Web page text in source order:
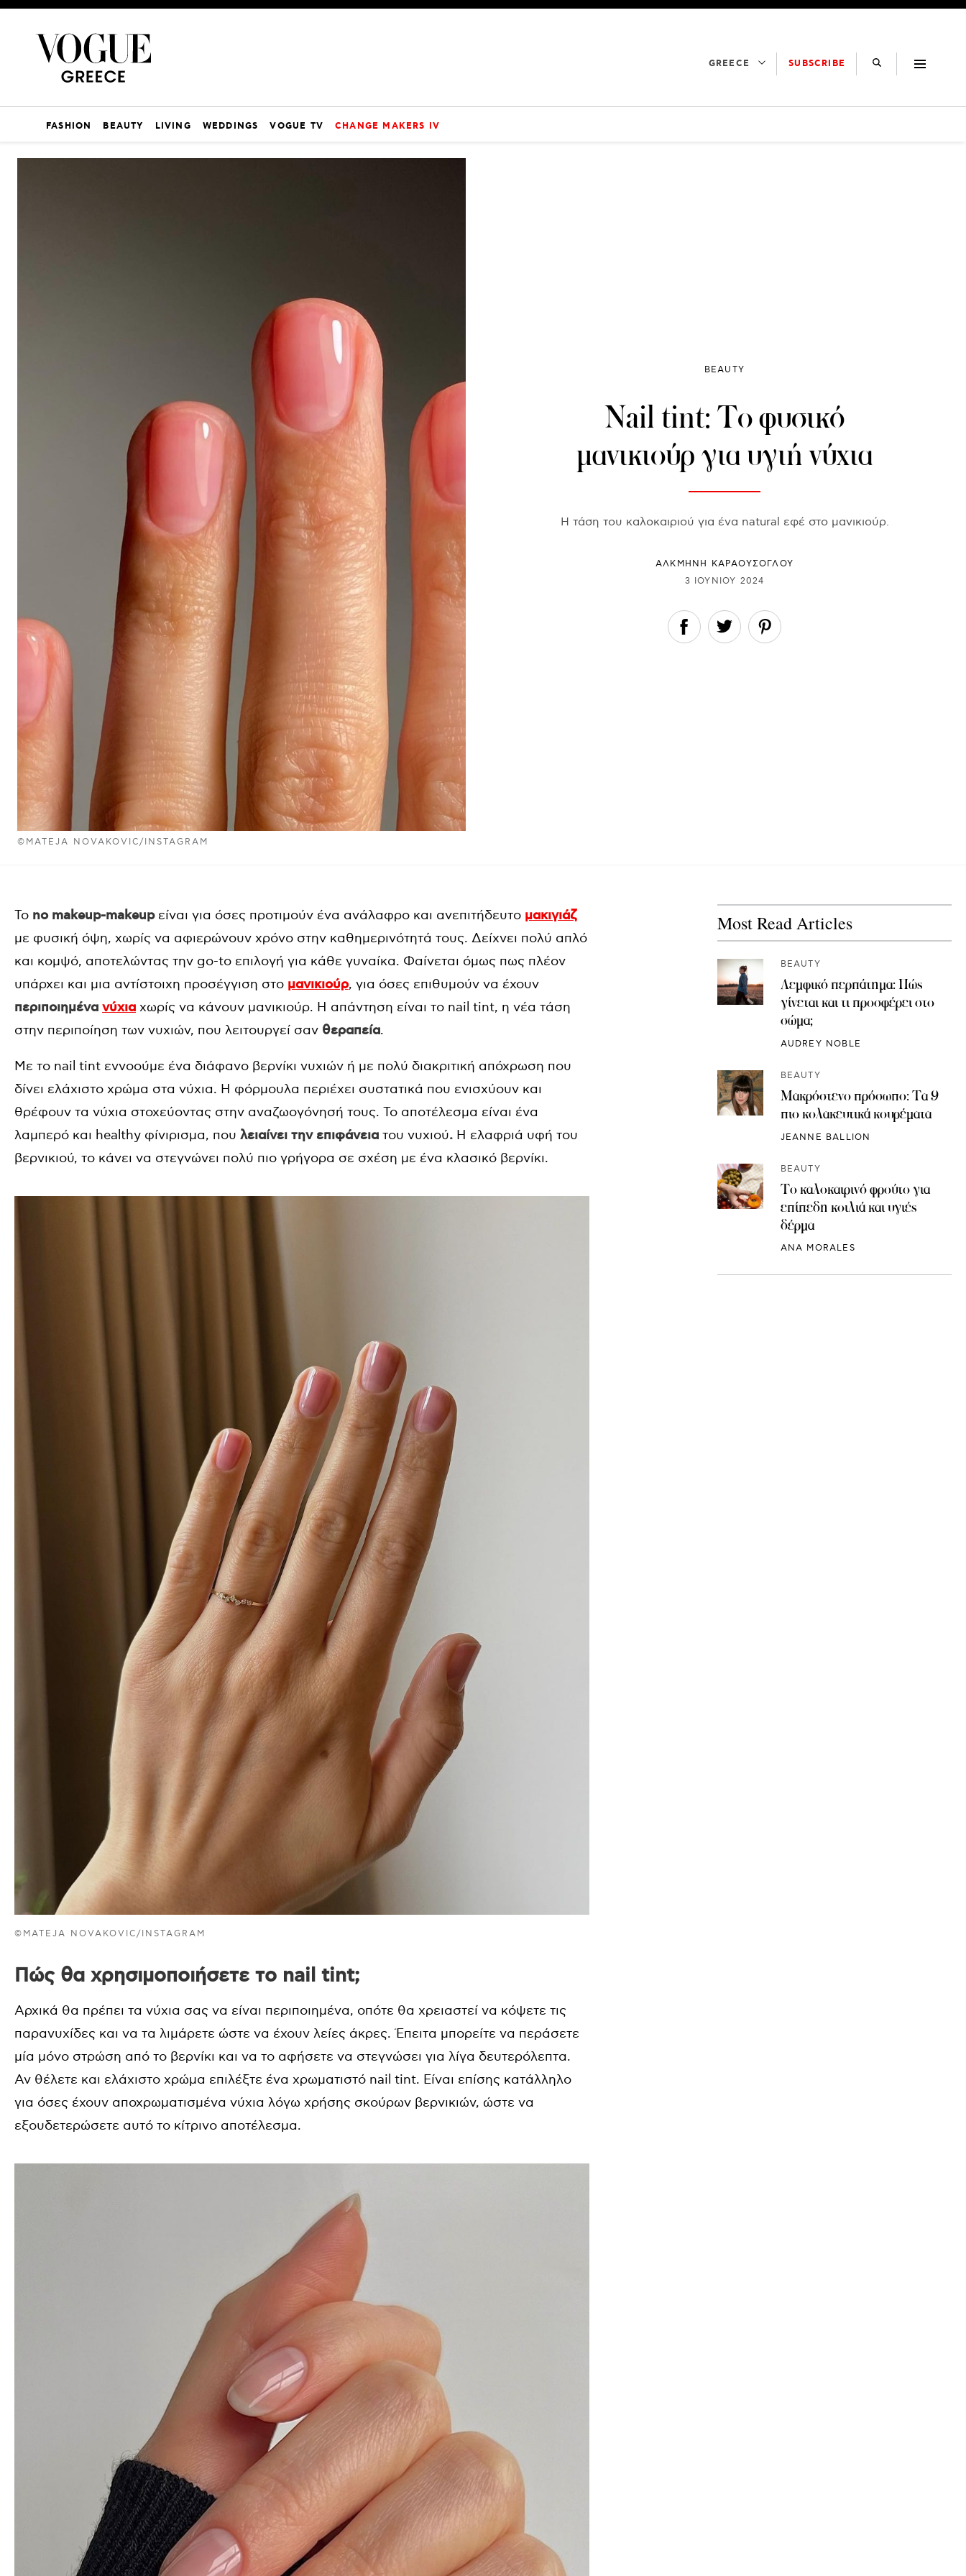
GREECE SUBSCRIBE
FASHION BEAUTY LIVING WEDDINGS VOGUE TV CHANGE MAKERS IV
©MATEJA NOVAKOVIC/INSTAGRAM
BEAUTY
Nail tint: Το φυσικό
μανικιούρ για υγιή νύχια
Η τάση του καλοκαιριού για ένα natural εφέ στο μανικιούρ.
ΑΛΚΜΗΝΗ ΚΑΡΑΟΥΣΟΓΛΟΥ
3 ΙΟΥΝΊΟΥ 2024
Το no makeup-makeupείναι για όσες προτιμούν ένα ανάλαφρο και ανεπιτήδευτο μακιγιάζ
με φυσική όψη, χωρίς να αφιερώνουν χρόνο στην καθημερινότητά τους. Δείχνει πολύ απλό
και κομψό, αποτελώντας την go-to επιλογή για κάθε γυναίκα. Φαίνεται όμως πως πλέον
υπάρχει και μια αντίστοιχη προσέγγιση στο μανικιούρ, για όσες επιθυμούν να έχουν
περιποιημένα νύχια χωρίς να κάνουν μανικιούρ. Η απάντηση είναι το nail tint, η νέα τάση
στην περιποίηση των νυχιών, που λειτουργεί σαν θεραπεία.
Με το nail tint εννοούμε ένα διάφανο βερνίκι νυχιών ή με πολύ διακριτική απόχρωση που
δίνει ελάχιστο χρώμα στα νύχια. Η φόρμουλα περιέχει συστατικά που ενισχύουν και
θρέφουν τα νύχια στοχεύοντας στην αναζωογόνησή τους. Το αποτέλεσμα είναι ένα
λαμπερό και healthy φίνιρισμα, που λειαίνει την επιφάνεια του νυχιού. Η ελαφριά υφή του
βερνικιού, το κάνει να στεγνώνει πολύ πιο γρήγορα σε σχέση με ένα κλασικό βερνίκι.
©MATEJA NOVAKOVIC/INSTAGRAM
Πώς θα χρησιμοποιήσετε το nail tint;
Αρχικά θα πρέπει τα νύχια σας να είναι περιποιημένα, οπότε θα χρειαστεί να κόψετε τις
παρανυχίδες και να τα λιμάρετε ώστε να έχουν λείες άκρες. Έπειτα μπορείτε να περάσετε
μία μόνο στρώση από το βερνίκι και να το αφήσετε να στεγνώσει για λίγα δευτερόλεπτα.
Αν θέλετε και ελάχιστο χρώμα επιλέξτε ένα χρωματιστό nail tint. Είναι επίσης κατάλληλο
για όσες έχουν αποχρωματισμένα νύχια λόγω χρήσης σκούρων βερνικιών, ώστε να
εξουδετερώσετε αυτό το κίτρινο αποτέλεσμα.
Most Read Articles
BEAUTY
Λεμφικό περπάτημα: Πώς
γίνεται και τι προσφέρει στο
σώμα;
AUDREY NOBLE
BEAUTY
Μακρόστενο πρόσωπο: Τα 9
πιο κολακευτικά κουρέματα
JEANNE BALLION
BEAUTY
Το καλοκαιρινό φρούτο για
επίπεδη κοιλιά και υγιές
δέρμα
ANA MORALES